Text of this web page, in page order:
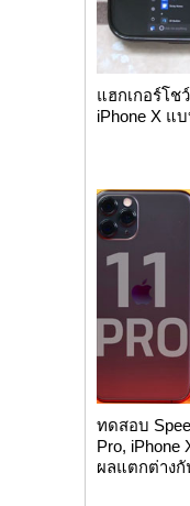
แฮกเกอร์โช
iPhone X แ
ทดสอบ
Pro, iPhone
ผลแตกต่าง